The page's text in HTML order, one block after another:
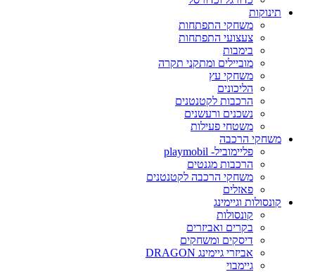
תינוקות
משחקי התפתחות
צעצועי התפתחות
בימבות
מוביילים ומתקני תקרה
משחקי עץ
הליכונים
הרכבות לקטנטנים
נשכנים ורעשנים
משטחי פעילות
משחקי הרכבה
פליימוביל- playmobil
הרכבות מגנטים
משחקי הרכבה לקטנטנים
פאזלים
קונסולות וגיימינג
קונסולות
בקרים ואביזרים
דיסקים ומשחקים
אביזרי גיימינג DRAGON
גיימבוי